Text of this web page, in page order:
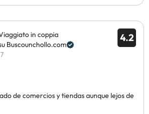
4.2
in coppia
Buscounchollo.com
de comercios y tiendas aunque lejos de